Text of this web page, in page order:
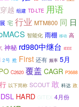
穿越 组建 TD-LTE 用语
宅 行业 MTM800 同 日
智能化 雨棚 移动 高
神秘 rd980中继台 IEEE
2号 抢 First 还有 频率 5月
C2620 覆盖 CAGR P3688
以下简称 SCOUT 敢 科达 政
DSL HARD GITEX 4月份